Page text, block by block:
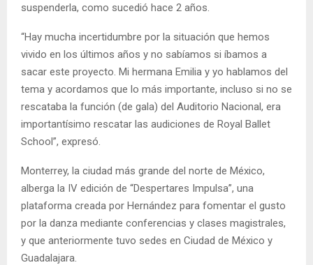
suspenderla, como sucedió hace 2 años.
“Hay mucha incertidumbre por la situación que hemos
vivido en los últimos años y no sabíamos si íbamos a
sacar este proyecto. Mi hermana Emilia y yo hablamos del
tema y acordamos que lo más importante, incluso si no se
rescataba la función (de gala) del Auditorio Nacional, era
importantísimo rescatar las audiciones de Royal Ballet
School”, expresó.
Monterrey, la ciudad más grande del norte de México,
alberga la IV edición de “Despertares Impulsa”, una
plataforma creada por Hernández para fomentar el gusto
por la danza mediante conferencias y clases magistrales,
y que anteriormente tuvo sedes en Ciudad de México y
Guadalajara.